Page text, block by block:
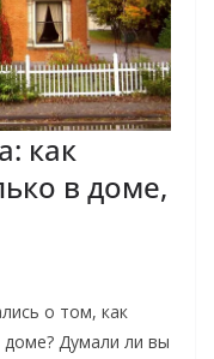
как
в доме,
о том, как
Думали ли вы